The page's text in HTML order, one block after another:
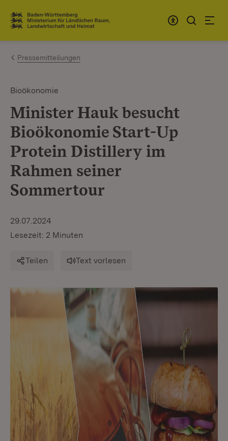
Zum Inhalt springen
Link zur Startseite
Pressemitteilungen
Bioökonomie
Minister Hauk besucht
Bioökonomie Start-Up
Protein Distillery im
Rahmen seiner
Sommertour
29.07.2024
Lesezeit: 2 Minuten
Teilen Text vorlesen